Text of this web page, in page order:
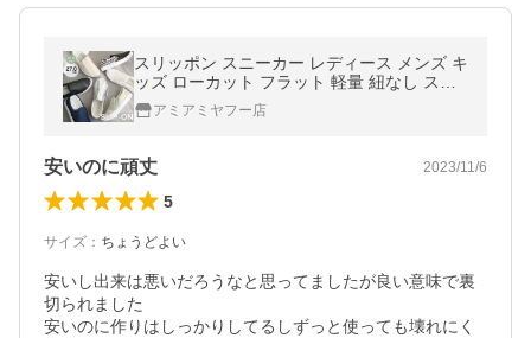
スリッポン スニーカー レディース メンズ キ
ッズ ローカット フラット 軽量 紐なし スエ
ード シンプル パイソン レース シューズ a
miami アミアミ
アミアミヤフー店
安いのに頑丈 2023/11/6
5
サイズ ： ちょうどよい
安いし出来は悪いだろうなと思ってましたが良い意味で裏
切られました
安いのに作りはしっかりしてるしずっと使っても壊れにく